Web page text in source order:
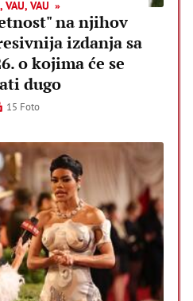
VAU, VAU
na njihov
izdanja sa
o kojima će se
dugo
15 Foto